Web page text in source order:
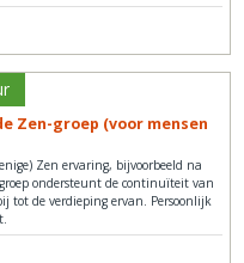
Zen-groep (voor mensen
Zen ervaring, bijvoorbeeld na
ondersteunt de continuïteit van
tot de verdieping ervan. Persoonlijk